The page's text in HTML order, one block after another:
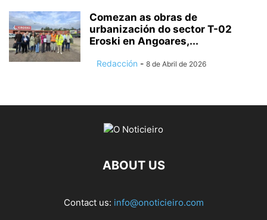
Comezan as obras de
urbanización do sector T-02
Eroski en Angoares,...
Redacción - 8 de Abril de 2026
ABOUT US
Contact us: info@onoticieiro.com